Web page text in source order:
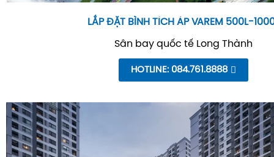
LẮP ĐẶT BÌNH TÍCH ÁP VAREM 500L-
Sân bay quốc tế Long Thành
HOTLINE: 084.761.8888